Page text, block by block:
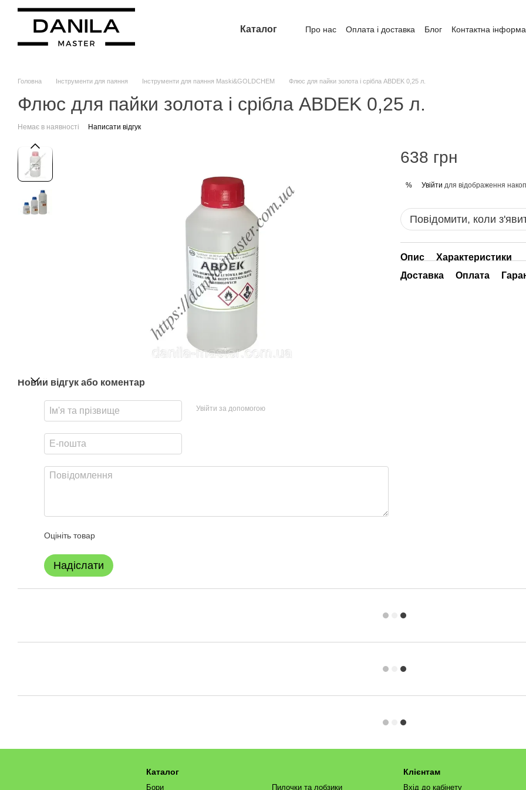
Перейти до основного контенту
Каталог Про нас Оплата і доставка Блог Контактна
Головна Інструменти для паяння Інструменти для паяння Maski&GOLDCHEM Флюс для пайки золота і срібла ABDEK 0,25 л.
Флюс для пайки золота і срібла ABDEK 0,25 л.
Немає в наявності Написати відгук
Новий відгук або коментар
Увійти за допомогою
Оцініть товар
Надіслати
638 грн
% Увійти для відображення
Повідомити, коли
Опис
Характеристики
Доставка
Оплата
Каталог
Бори Пилочки та лобзики
Клієнтам
Вхід до кабінету